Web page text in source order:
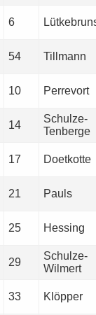
6
54 Tillmann
10 Perrevort
14
Schulze-
Tenberge
17 Doetkotte
21 Pauls
25 Hessing
29
Schulze-
Wilmert
33 Klöpper